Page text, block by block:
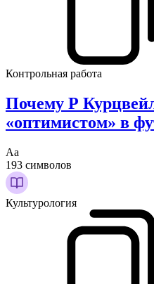
Контрольная работа
Почему Р
«оптимистом» в
Аа
193 символов
Культурология